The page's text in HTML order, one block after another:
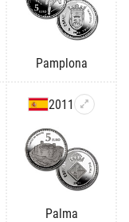
Pamplona
2011
Palma